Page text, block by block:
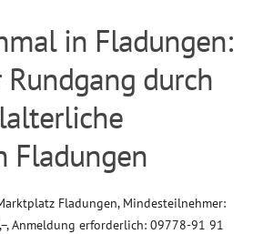
in Fladungen:
durch
Fladungen
Fladungen, Mindesteilnehmer:
Anmeldung erforderlich: 09778-91 91